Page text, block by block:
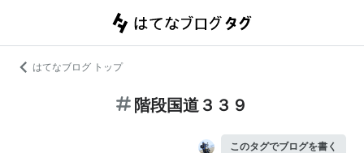
はてなブログ トップ
階段国道３３９
このタグでブログを書く